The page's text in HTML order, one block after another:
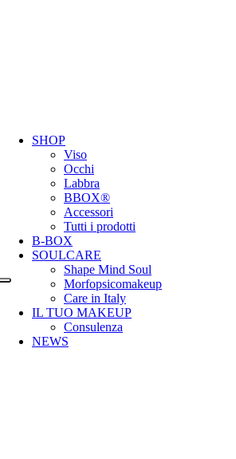
SHOP
Viso
Occhi
Labbra
BBOX®
Accessori
Tutti i prodotti
B-BOX
SOULCARE
Shape Mind Soul
Morfopsicomakeup
Care in Italy
IL TUO MAKEUP
Consulenza
NEWS